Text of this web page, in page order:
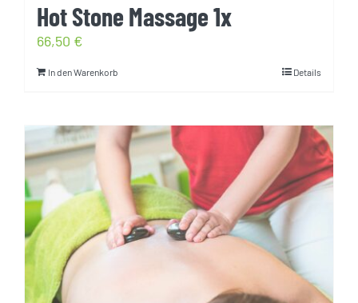
Hot Stone Massage 1x
66,50 €
In den Warenkorb Details